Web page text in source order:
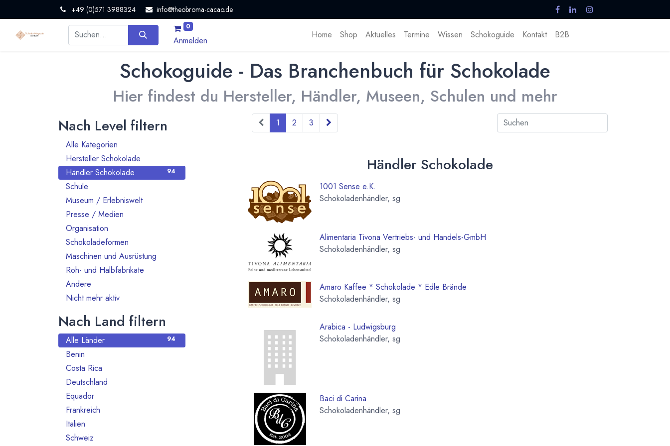
+49 (0)571 3988324 info@theobroma-cacao.de
0
Anmelden
Home Shop Aktuelles Termine Wissen Schokoguide Kontakt B2B
Schokoguide - Das Branchenbuch für Schokolade
Hier findest du Hersteller, Händler, Museen, Schulen und mehr
Nach Level filtern
Alle Kategorien
Hersteller Schokolade
94
Händler Schokolade
Schule
Museum / Erlebniswelt
Presse / Medien
Organisation
Schokoladeformen
Maschinen und Ausrüstung
Roh- und Halbfabrikate
Andere
Nicht mehr aktiv
Nach Land filtern
94
Alle Länder
Benin
Costa Rica
Deutschland
Equador
Frankreich
Italien
Schweiz
1 2 3
Händler Schokolade
1001 Sense e.K.
Schokoladenhändler, sg
Alimentaria Tivona Vertriebs- und Handels-GmbH
Schokoladenhändler, sg
Amaro Kaffee * Schokolade * Edle Brände
Schokoladenhändler, sg
Arabica - Ludwigsburg
Schokoladenhändler, sg
Baci di Carina
Schokoladenhändler, sg